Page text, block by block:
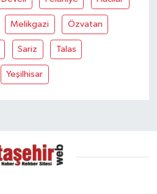
Melikgazi Özvatan
Sariz Talas
Yeşilhisar